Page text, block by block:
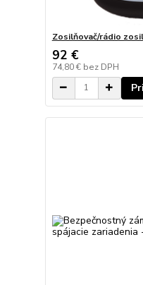
Zosilňovač/rádio
92 €
74,80 € bez DPH